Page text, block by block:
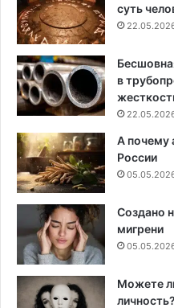
суть
в
А почему
России
Создано
мигрени
Можете
личность?